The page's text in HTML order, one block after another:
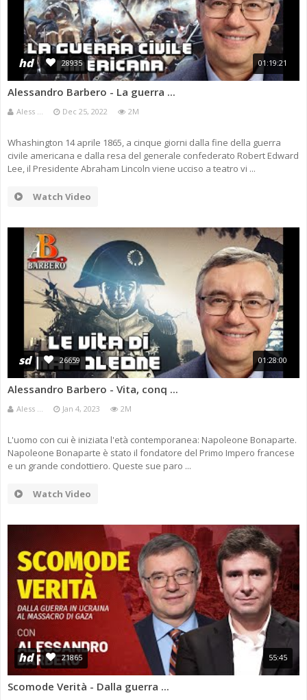
hd 28935 01:19:21
Alessandro Barbero - La guerra ...
Aless ... Dec 25, 2022 2M
Whashington 14 aprile 1865, a cinque giorni dalla fine della guerra
civile americana e dalla resa del generale confederato Robert Edward
Lee, il Presidente Abraham Lincoln viene ucciso a teatro vi ...
Watch Video
sd 26659 01:28:00
Alessandro Barbero - Vita, conq ...
Aless ... Jan 4, 2023 2M
L'uomo con cui è iniziata l'età contemporanea: Napoleone Bonaparte.
Napoleone Bonaparte è stato il fondatore del Primo Impero francese
e un grande condottiero. Queste sue paro ...
Watch Video
hd 21865 55:45
Scomode Verità - Dalla guerra ...